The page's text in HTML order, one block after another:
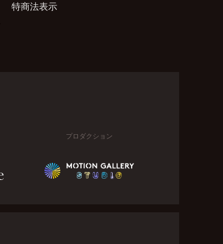
特商法表示
プロダクション